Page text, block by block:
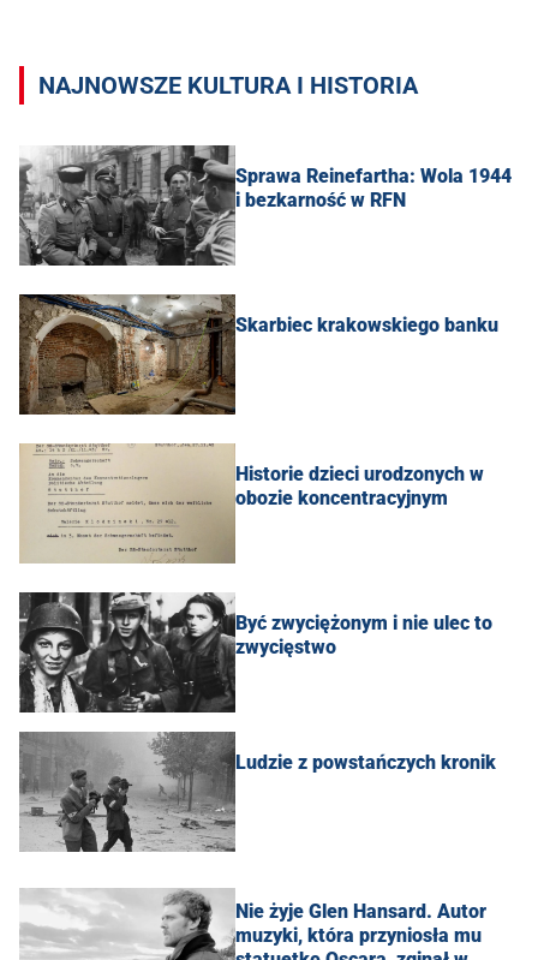
NAJNOWSZE KULTURA I HISTORIA
Sprawa Reinefartha: Wola 1944
i bezkarność w RFN
Skarbiec krakowskiego banku
Historie dzieci urodzonych w
obozie koncentracyjnym
Być zwyciężonym i nie ulec to
zwycięstwo
Ludzie z powstańczych kronik
Nie żyje Glen Hansard. Autor
muzyki, która przyniosła mu